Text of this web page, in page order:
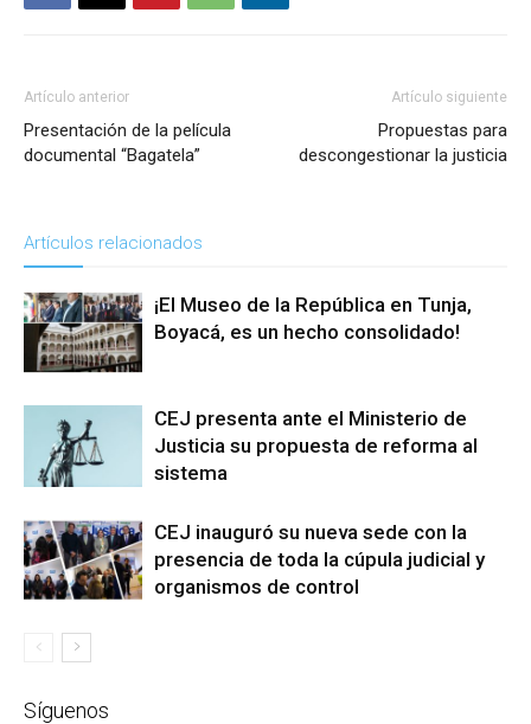
Artículo anterior
Presentación de la película
documental “Bagatela”
Artículo siguiente
Propuestas para
descongestionar la justicia
Artículos relacionados
¡El Museo de la República en Tunja,
Boyacá, es un hecho consolidado!
CEJ presenta ante el Ministerio de
Justicia su propuesta de reforma al
sistema
CEJ inauguró su nueva sede con la
presencia de toda la cúpula judicial y
organismos de control
Síguenos